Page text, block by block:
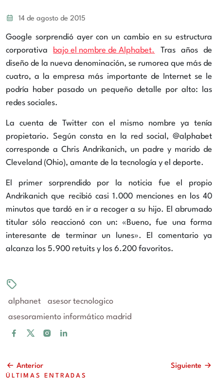
14 de agosto de 2015
Google sorprendió ayer con un cambio en su estructura
corporativa
bajo el nombre de Alphabet.
Tras años de
diseño de la nueva denominación, se rumorea que más de
cuatro, a la empresa más importante de Internet se le
podría haber pasado un pequeño detalle por alto: las
redes sociales.
La cuenta de Twitter con el mismo nombre ya tenía
propietario. Según consta en la red social, @alphabet
corresponde a Chris Andrikanich, un padre y marido de
Cleveland (Ohio), amante de la tecnología y el deporte.
El primer sorprendido por la noticia fue el propio
Andrikanich que recibió casi 1.000 menciones en los 40
minutos que tardó en ir a recoger a su hijo. El abrumado
titular sólo reaccionó con un: «Bueno, fue una forma
interesante de terminar un lunes». El comentario ya
alcanza los 5.900 retuits y los 6.200 favoritos.
alphanet
asesor tecnologico
asesoramiento informático madrid
Anterior Siguiente
ÚLTIMAS ENTRADAS